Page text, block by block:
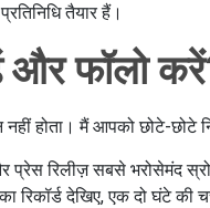
तैयार हैं।
फॉलो
होता। मैं आपको छोटे-छोटे
प्रेस रिलीज़ सबसे भरोसेमंद
देखिए, एक दो घंटे की